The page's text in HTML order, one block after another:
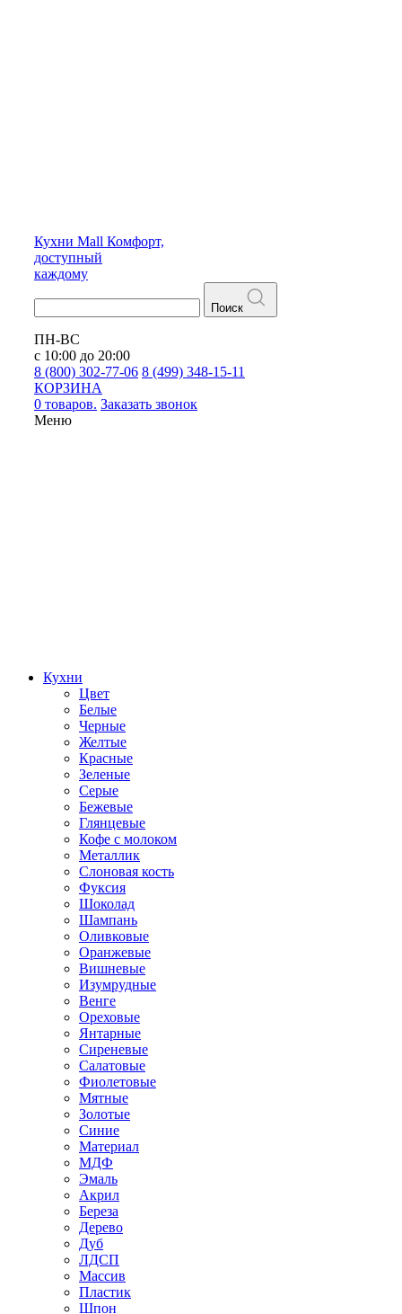
Кухни Mall Комфорт,
доступный
каждому
Поиск
ПН-ВС
с 10:00 до 20:00
8 (800) 302-77-06 8 (499) 348-15-11
КОРЗИНА
0 товаров. Заказать звонок
Меню
Кухни
Цвет
Белые
Черные
Желтые
Красные
Зеленые
Серые
Бежевые
Глянцевые
Кофе с молоком
Металлик
Слоновая кость
Фуксия
Шоколад
Шампань
Оливковые
Оранжевые
Вишневые
Изумрудные
Венге
Ореховые
Янтарные
Сиреневые
Салатовые
Фиолетовые
Мятные
Золотые
Синие
Материал
МДФ
Эмаль
Акрил
Береза
Дерево
Дуб
ЛДСП
Массив
Пластик
Шпон